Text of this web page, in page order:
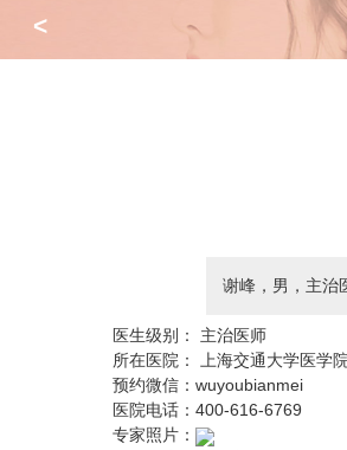
<
谢峰，男，主治
医生级别：
主治医师
所在医院：
上海交通大学医学
预约微信：wuyoubianmei
医院电话：400-616-6769
专家照片：